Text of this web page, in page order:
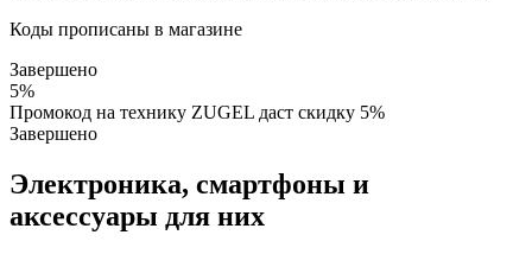
Коды прописаны в магазине
Завершено
5%
Промокод на технику ZUGEL даст скидку 5%
Завершено
Электроника, смартфоны и
аксессуары для них